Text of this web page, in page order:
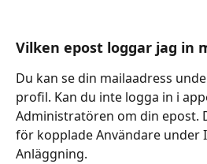
Vilken epost loggar jag in
Du kan se din mailaadress
profil. Kan du inte logga in i
Administratören om din epost.
för kopplade Användare under
Anläggning.